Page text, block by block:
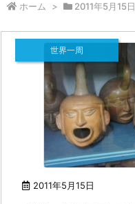
ホーム > 2011年5月15日
2011年5月15日
世界一周